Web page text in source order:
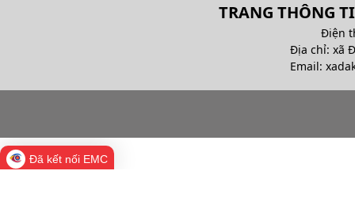
TRANG THÔNG
Điện
Địa chỉ: xã
Email:
Đã kết nối EMC